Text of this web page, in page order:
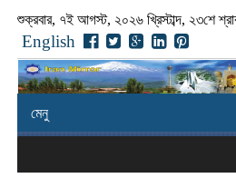
শুক্রবার, ৭ই আগস্ট, ২০২৬ খ্রিস্টাব্দ, ২৩শে
English
মেনু